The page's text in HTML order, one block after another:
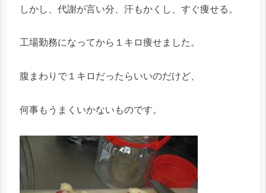
しかし、代謝が言い分、汗もかくし、すぐ痩せる。
工場勤務になってから１キロ痩せました。
腹まわりで１キロだったらいいのだけど、
何事もうまくいかないものです。